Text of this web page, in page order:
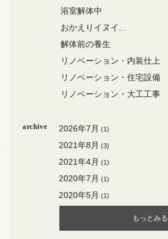
浴室解体中
おかえりイヌイ…
解体前の養生
リノベーション・内装仕上
リノベーション・住宅設備
リノベーション・大工工事
archive 2026年7月 (1)
2021年8月 (3)
2021年4月 (1)
2020年7月 (1)
2020年5月 (1)
2020年3月
もっとみる